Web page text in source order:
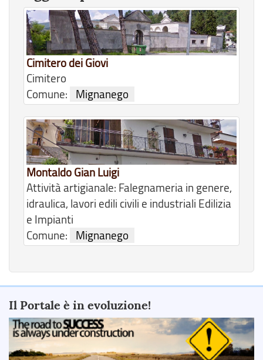
Cimitero dei Giovi
Cimitero
Comune:
Mignanego
Montaldo Gian Luigi
Attività artigianale: Falegnameria in genere,
idraulica, lavori edili civili e industriali Edilizia
e Impianti
Comune:
Mignanego
Il Portale è in evoluzione!